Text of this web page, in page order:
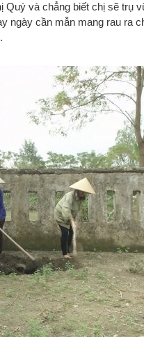
và chẳng biết chị sẽ trụ
ngày cần mẫn mang rau ra